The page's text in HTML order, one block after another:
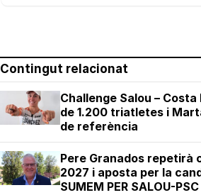
Contingut relacionat
Challenge Salou –
de 1.200 triatletes i
de referència
Pere Granados repetirà
2027 i aposta per la
SUMEM PER SALOU-PSC